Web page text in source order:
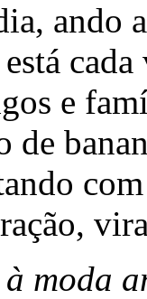
ando
e
de
moda